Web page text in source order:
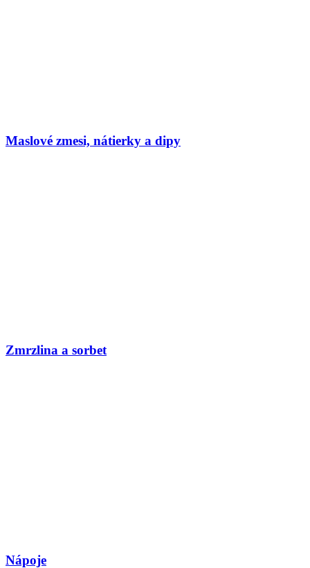
Maslové zmesi, nátierky a dipy
Zmrzlina a sorbet
Nápoje